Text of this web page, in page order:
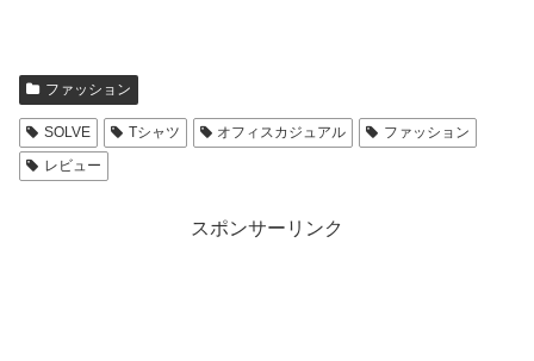
ファッション
SOLVE Tシャツ オフィスカジュアル
ファッション
レビュー
スポンサーリンク